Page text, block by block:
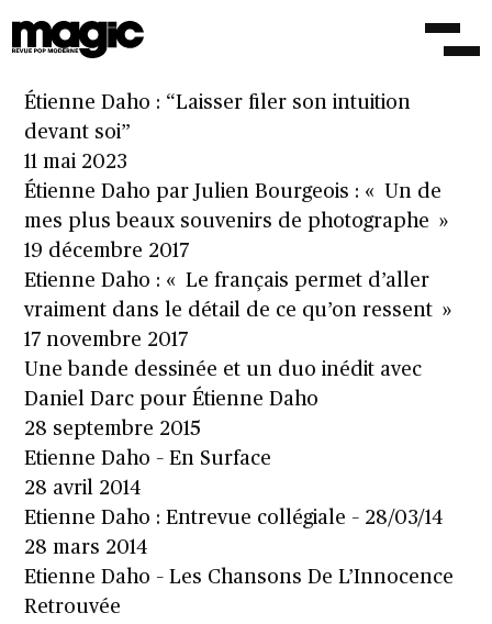
d’instinct
Étienne Daho : “Laisser filer son intuition
devant soi”
11 mai 2023
Étienne Daho par Julien Bourgeois : « Un de
mes plus beaux souvenirs de photographe »
19 décembre 2017
Etienne Daho : « Le français permet d’aller
vraiment dans le détail de ce qu’on ressent »
17 novembre 2017
Une bande dessinée et un duo inédit avec
Daniel Darc pour Étienne Daho
28 septembre 2015
Etienne Daho – En Surface
28 avril 2014
Etienne Daho : Entrevue collégiale – 28/03/14
28 mars 2014
Etienne Daho – Les Chansons De L’Innocence
Retrouvée